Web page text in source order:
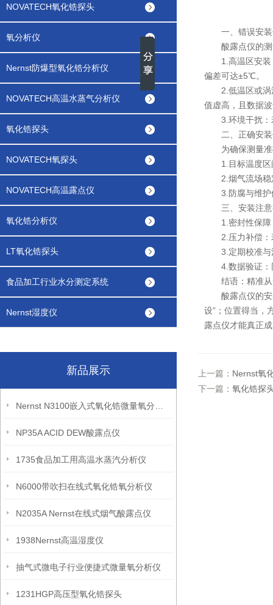
NOVATECH氧化锆探头
氧分析仪
Nernst防爆型氧化锆分析仪
NOVATECH高温水蒸气分析仪
氧化锆探头
NOVATECH氧探头
NOVATECH高温露点仪
氧化锆分析仪
LT氧化锆探头
食品加工行业水分测定系统
Nernst湿度仪
新品展示
NP35A ACID DEW酸露点仪
1735食品加工用高温水蒸汽分析仪
N6000带吹扫在线式氧化锆氧分析仪
N2035A Nernst在线式烟气酸露点仪
1938Nernst高温湿度仪
抽气式微电子行业便捷式微量氧分析仪
1231HGP高压型氧化锆探头
一、错误安装
酸露点仪的测
1.高温区安装：
偏差可达±5℃。
2.低温区或涡流
值虚高，且数据
3.环境干扰：若
二、正确安装
为确保测量准
1.目标温度区间
2.烟气流场稳定
3.防腐与维护便
三、安装注意
1.密封性保障：
2.压力补偿：若
3.定期校准与清
4.数据验证：同
结语：精准从
酸露点仪的安装
设”；位置得当，
露点仪才能真正
上一篇： Nernst氧
下一篇： 氧化锆探